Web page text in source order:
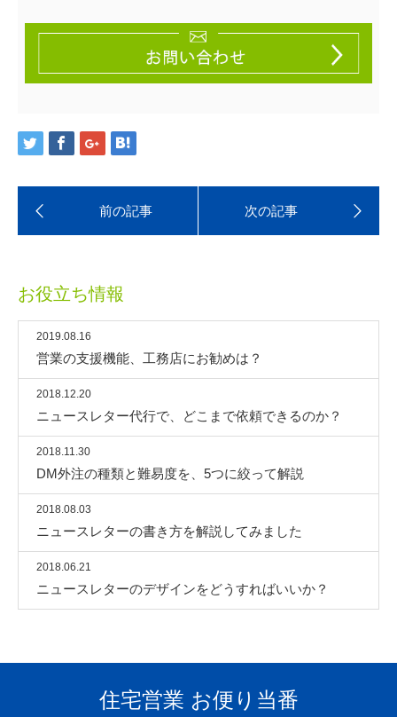
お役立ち情報
2019.08.16
営業の支援機能、工務店にお勧めは？
2018.12.20
ニュースレター代行で、どこまで依頼できるのか？
2018.11.30
DM外注の種類と難易度を、5つに絞って解説
2018.08.03
ニュースレターの書き方を解説してみました
2018.06.21
ニュースレターのデザインをどうすればいいか？
住宅営業 お便り当番